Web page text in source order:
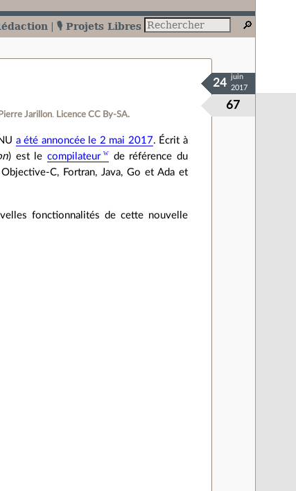
🎙️ Projets Libres
Pierre Jarillon. Licence CC By‑SA.
67
24
juin
2017
a été annoncée le 2 mai 2017. Écrit à
) est le compilateur
de référence du
C, Fortran, Java, Go et Ada et
fonctionnalités de cette nouvelle